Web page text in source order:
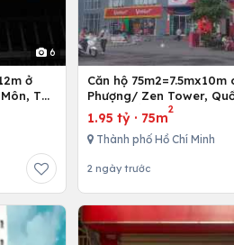
6
Tp.
Căn hộ
Phượng/ Zen Tower,
12,Tp. Hồ Chí Minh, Việt
1.95 tỷ · 75m
2
Thành phố Hồ Chí Minh
2 ngày trước